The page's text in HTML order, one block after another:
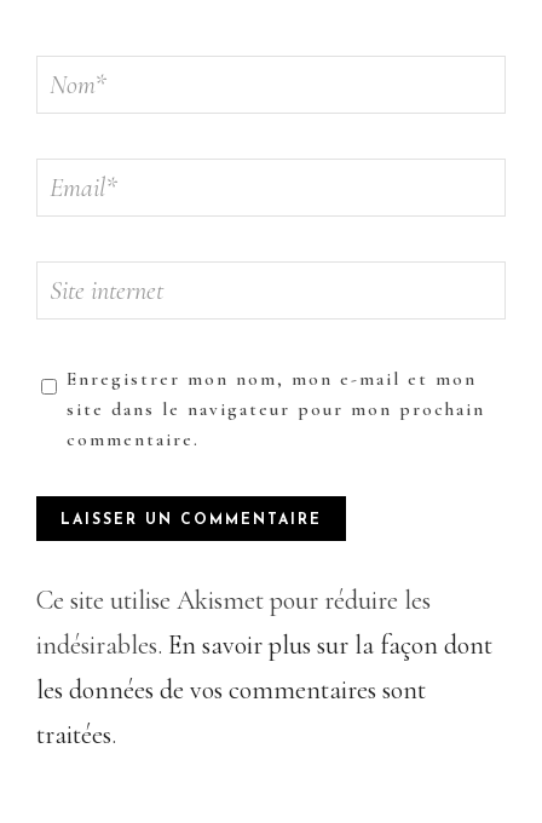
Enregistrer mon nom, mon e-mail et mon
site dans le navigateur pour mon prochain
commentaire.
Ce site utilise Akismet pour réduire les
indésirables. En savoir plus sur la façon dont
les données de vos commentaires sont
traitées.